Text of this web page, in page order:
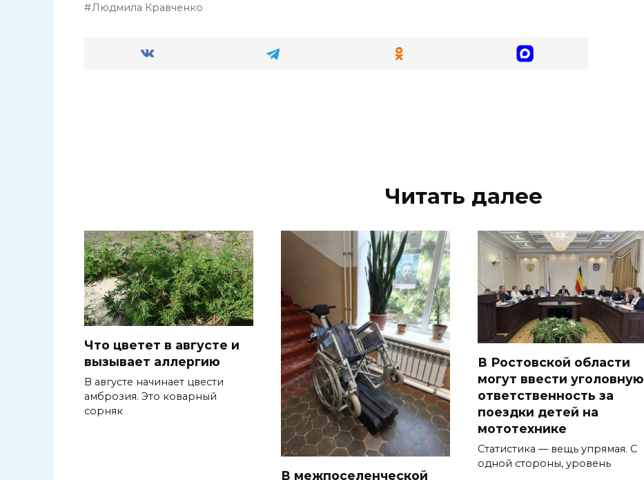
Людмила Кравченко
Читать далее
Что цветет в августе и
вызывает аллергию
В августе начинает цвести
амброзия. Это коварный
сорняк
В межпоселенческой
В Ростовской области
могут ввести уголовную
ответственность за
поездки детей на
мототехнике
Статистика — вещь упрямая. С
одной стороны, уровень